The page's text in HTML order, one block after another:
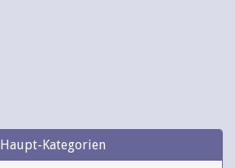
Haupt-Kategorien